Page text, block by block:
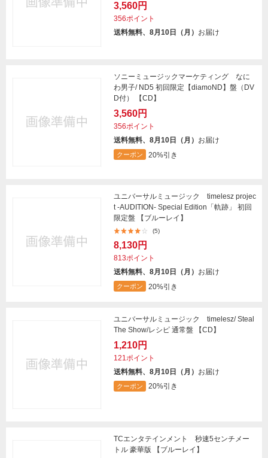
3,560円
356ポイント
送料無料、8月10日（月） お届け
ソニーミュージックマーケティング なに
わ男子/ ND5 初回限定【diamoND】盤（DV
D付） 【CD】
3,560円
356ポイント
送料無料、8月10日（月） お届け
クーポン 20%引き
ユニバーサルミュージック timelesz projec
t -AUDITION- Special Edition「軌跡」 初回
限定盤 【ブルーレイ】
(5)
8,130円
813ポイント
送料無料、8月10日（月） お届け
クーポン 20%引き
ユニバーサルミュージック timelesz/ Steal
The Show/レシピ 通常盤 【CD】
1,210円
121ポイント
送料無料、8月10日（月） お届け
クーポン 20%引き
TCエンタテインメント 秒速5センチメー
トル 豪華版 【ブルーレイ】